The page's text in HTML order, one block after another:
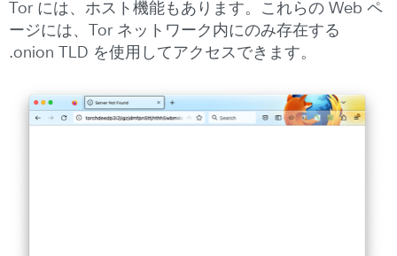
Tor には、ホスト機能もあります。これらの Web ペ
ージには、Tor ネットワーク内にのみ存在する
.onion TLD を使用してアクセスできます。